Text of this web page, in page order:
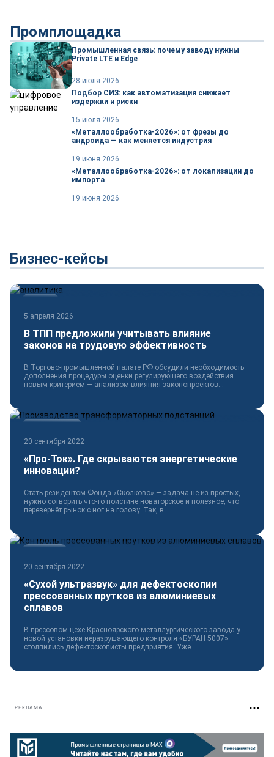
Промплощадка
Промышленная связь: почему заводу нужны
Private LTE и Edge
28 июля 2026
Подбор СИЗ: как автоматизация снижает
издержки и риски
15 июля 2026
«Металлообработка-2026»: от фрезы до
андроида — как меняется индустрия
19 июня 2026
«Металлообработка-2026»: от локализации до
импорта
19 июня 2026
Бизнес-кейсы
5 апреля 2026
В ТПП предложили учитывать влияние
законов на трудовую эффективность
В Торгово-промышленной палате РФ обсудили необходимость
дополнения процедуры оценки регулирующего воздействия
новым критерием — анализом влияния законопроектов...
20 сентября 2022
«Про-Ток». Где скрываются энергетические
инновации?
Стать резидентом Фонда «Сколково» — задача не из простых,
нужно сотворить что-то поистине новаторское и полезное, что
перевернёт рынок с ног на голову. Так, в...
20 сентября 2022
«Сухой ультразвук» для дефектоскопии
прессованных прутков из алюминиевых
сплавов
В прессовом цехе Красноярского металлургического завода у
новой установки неразрушающего контроля «БУРАН 5007»
столпились дефектоскописты предприятия. Уже...
РЕКЛАМА